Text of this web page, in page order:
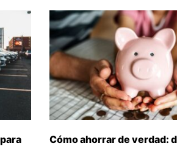
Cómo ahorrar de verdad: